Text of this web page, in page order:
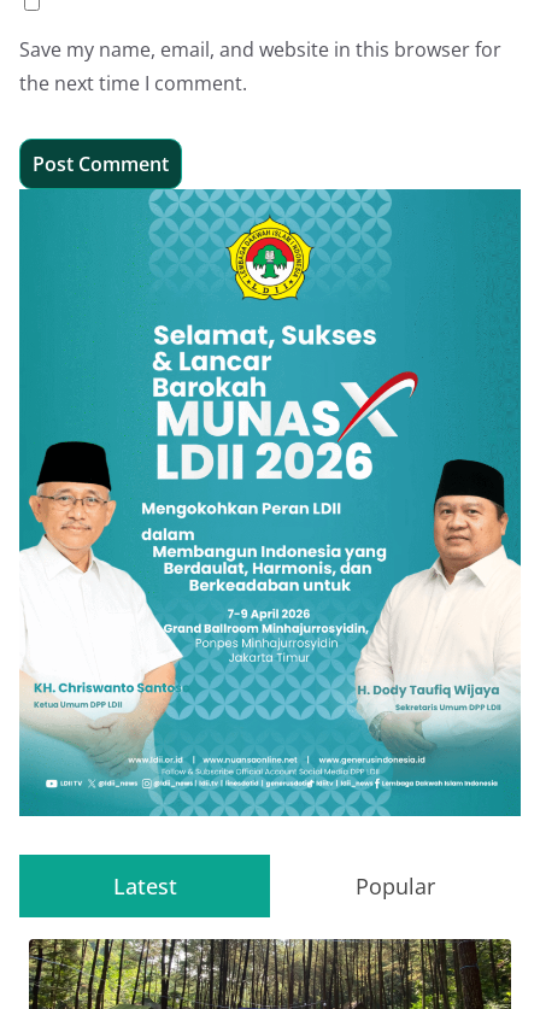
Save my name, email, and website in this browser for
the next time I comment.
Latest Popular